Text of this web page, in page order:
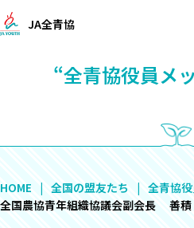
JA全青協
“全青協役員メ
HOME 全国の盟友たち
全青協
全国農協青年組織協議会副会長 善積